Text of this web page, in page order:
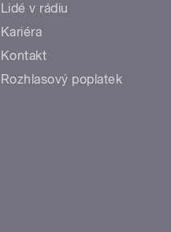
Lidé v rádiu
Kariéra
Kontakt
Rozhlasový poplatek